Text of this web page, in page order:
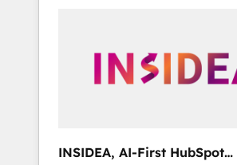
INSIDEA, AI-First HubSpot